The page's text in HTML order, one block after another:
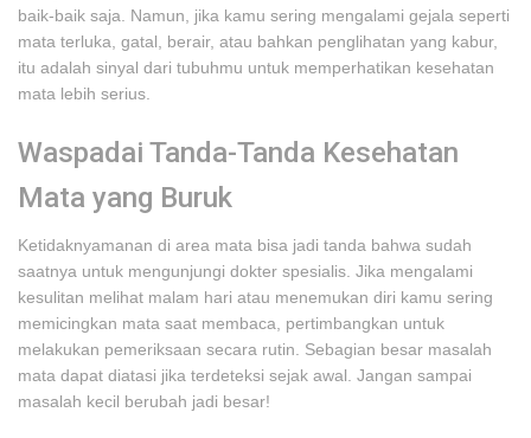
baik-baik saja. Namun, jika kamu sering mengalami gejala seperti
mata terluka, gatal, berair, atau bahkan penglihatan yang kabur,
itu adalah sinyal dari tubuhmu untuk memperhatikan kesehatan
mata lebih serius.
Waspadai Tanda-Tanda Kesehatan
Mata yang Buruk
Ketidaknyamanan di area mata bisa jadi tanda bahwa sudah
saatnya untuk mengunjungi dokter spesialis. Jika mengalami
kesulitan melihat malam hari atau menemukan diri kamu sering
memicingkan mata saat membaca, pertimbangkan untuk
melakukan pemeriksaan secara rutin. Sebagian besar masalah
mata dapat diatasi jika terdeteksi sejak awal. Jangan sampai
masalah kecil berubah jadi besar!